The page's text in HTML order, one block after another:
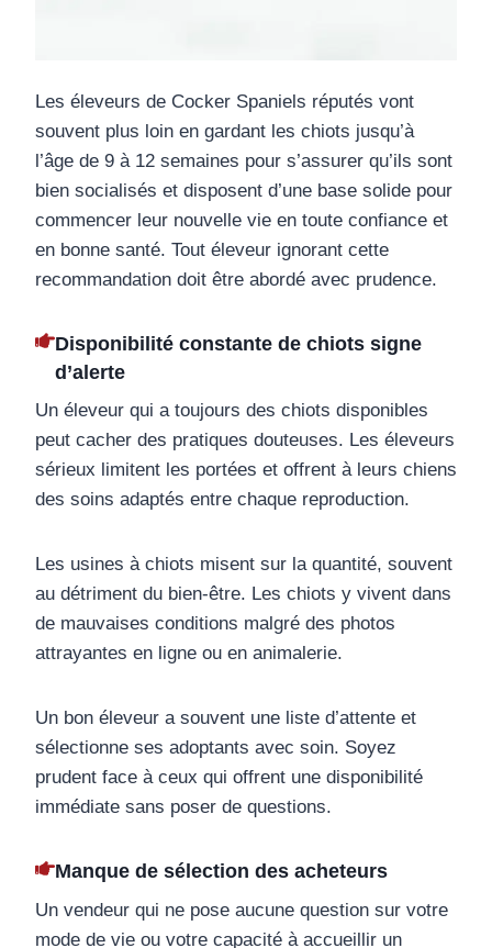
Les éleveurs de Cocker Spaniels réputés vont
souvent plus loin en gardant les chiots jusqu’à
l’âge de 9 à 12 semaines pour s’assurer qu’ils sont
bien socialisés et disposent d’une base solide pour
commencer leur nouvelle vie en toute confiance et
en bonne santé. Tout éleveur ignorant cette
recommandation doit être abordé avec prudence.
Disponibilité constante de chiots signe
d’alerte
Un éleveur qui a toujours des chiots disponibles
peut cacher des pratiques douteuses. Les éleveurs
sérieux limitent les portées et offrent à leurs chiens
des soins adaptés entre chaque reproduction.
Les usines à chiots misent sur la quantité, souvent
au détriment du bien-être. Les chiots y vivent dans
de mauvaises conditions malgré des photos
attrayantes en ligne ou en animalerie.
Un bon éleveur a souvent une liste d’attente et
sélectionne ses adoptants avec soin. Soyez
prudent face à ceux qui offrent une disponibilité
immédiate sans poser de questions.
Manque de sélection des acheteurs
Un vendeur qui ne pose aucune question sur votre
mode de vie ou votre capacité à accueillir un